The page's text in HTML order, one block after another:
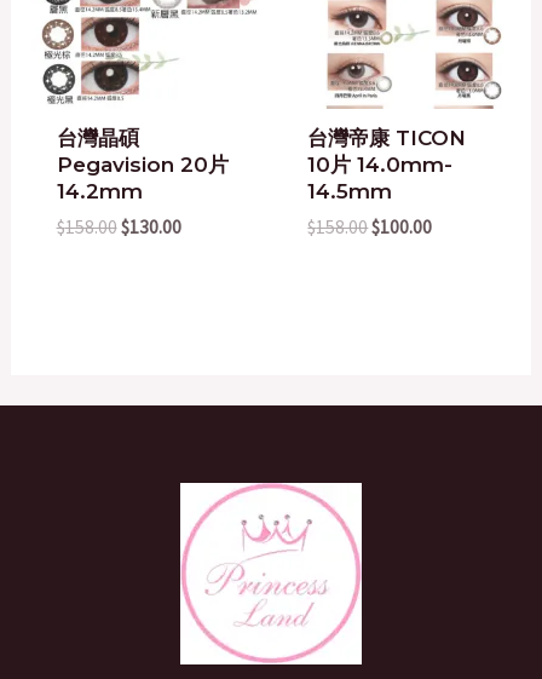
台灣晶碩
Pegavision 20片
14.2mm
$158.00$130.00
台灣帝康 TICON
10片 14.0mm-
14.5mm
$158.00$100.00